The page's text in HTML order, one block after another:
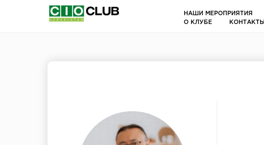
НАШИ МЕРОПРИЯТИЯ
О КЛУБЕ
КОНТАКТЫ